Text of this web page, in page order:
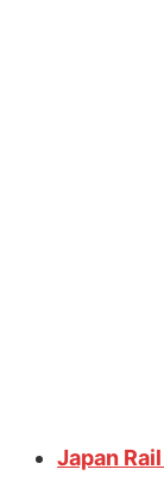
Japan